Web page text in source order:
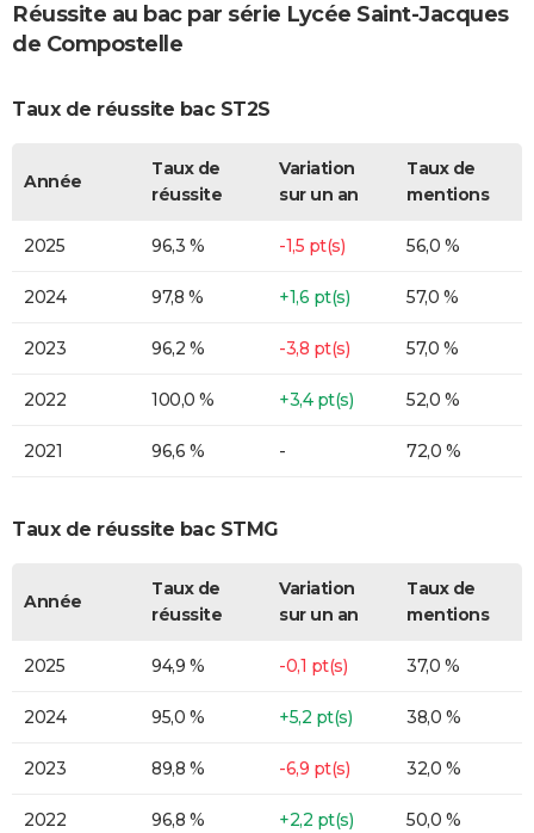
Réussite au bac par série Lycée Saint-Jacques
de Compostelle
Taux de réussite bac ST2S
Année
Taux de
réussite
Variation
sur un an
Taux de
mentions
2025 96,3 % -1,5 pt(s) 56,0 %
2024 97,8 % +1,6 pt(s) 57,0 %
2023 96,2 % -3,8 pt(s) 57,0 %
2022 100,0 % +3,4 pt(s) 52,0 %
2021 96,6 % - 72,0 %
Taux de réussite bac STMG
Année
Taux de
réussite
Variation
sur un an
Taux de
mentions
2025 94,9 % -0,1 pt(s) 37,0 %
2024 95,0 % +5,2 pt(s) 38,0 %
2023 89,8 % -6,9 pt(s) 32,0 %
2022 96,8 % +2,2 pt(s) 50,0 %